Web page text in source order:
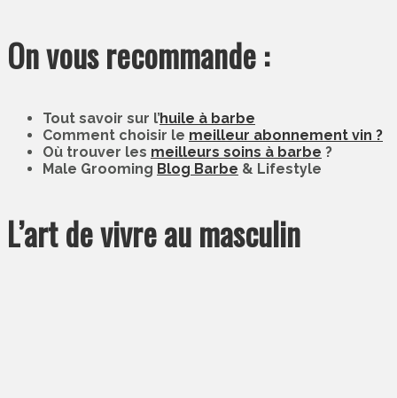
On vous recommande :
Tout savoir sur l’huile à barbe
Comment choisir le meilleur abonnement vin ?
Où trouver les meilleurs soins à barbe ?
Male Grooming Blog Barbe & Lifestyle
L’art de vivre au masculin